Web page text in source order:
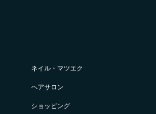
ネイル・マツエク
ヘアサロン
ショッピング